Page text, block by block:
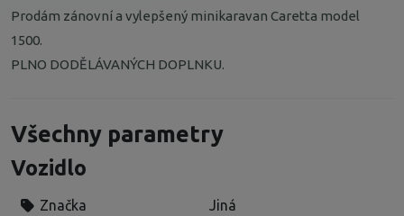
Prodám zánovní a vylepšený minikaravan Caretta model
1500.
PLNO DODĚLÁVANÝCH DOPLNKU.
Všechny parametry
Vozidlo
Značka Jiná